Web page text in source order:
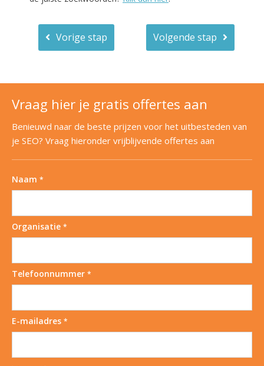
Vorige stap Volgende stap
Vraag hier je gratis offertes aan
Benieuwd naar de beste prijzen voor het uitbesteden van
je SEO? Vraag hieronder vrijblijvende offertes aan
Naam *
Organisatie *
Telefoonnummer *
E-mailadres *